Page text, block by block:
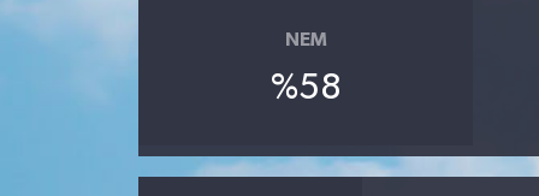
NEM
%58